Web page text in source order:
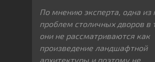
По мнению эксперта, одна из
проблем столичных дворов в
они не рассматриваются как
произведение ландшафтной
архитектуры и поэтому не